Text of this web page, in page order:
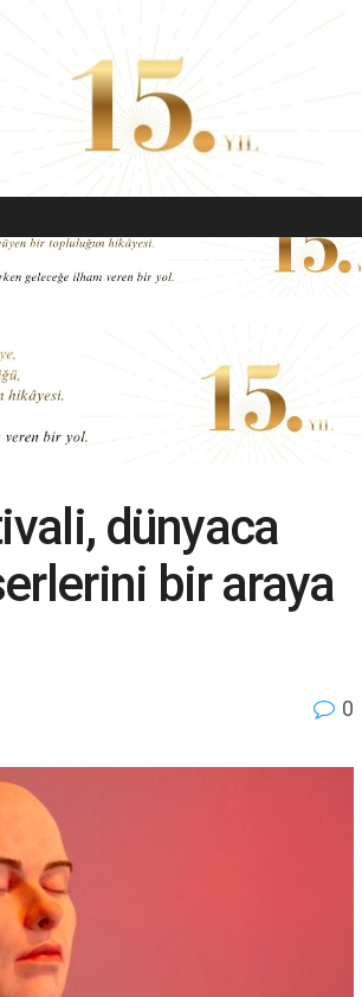
GÜZELLIK YAŞAM SANAT
dünyaca
bir araya
0